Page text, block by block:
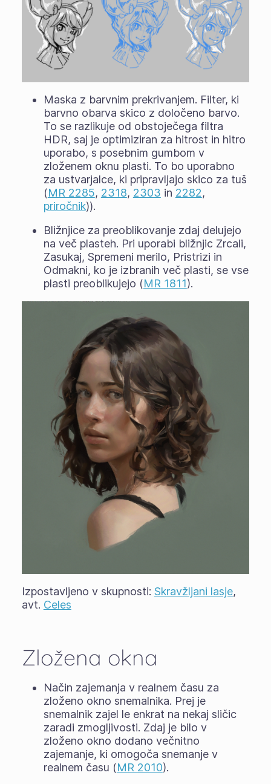
Maska z barvnim prekrivanjem. Filter, ki
barvno obarva skico z določeno barvo.
To se razlikuje od obstoječega filtra
HDR, saj je optimiziran za hitrost in hitro
uporabo, s posebnim gumbom v
zloženem oknu plasti. To bo uporabno
za ustvarjalce, ki pripravljajo skico za tuš
(MR 2285, 2318, 2303 in 2282,
priročnik)).
Bližnjice za preoblikovanje zdaj delujejo
na več plasteh. Pri uporabi bližnjic Zrcali,
Zasukaj, Spremeni merilo, Pristrizi in
Odmakni, ko je izbranih več plasti, se vse
plasti preoblikujejo (MR 1811).
Izpostavljeno v skupnosti: Skravžljani lasje,
avt. Celes
Zložena okna
Način zajemanja v realnem času za
zloženo okno snemalnika. Prej je
snemalnik zajel le enkrat na nekaj sličic
zaradi zmogljivosti. Zdaj je bilo v
zloženo okno dodano večnitno
zajemanje, ki omogoča snemanje v
realnem času (MR 2010).